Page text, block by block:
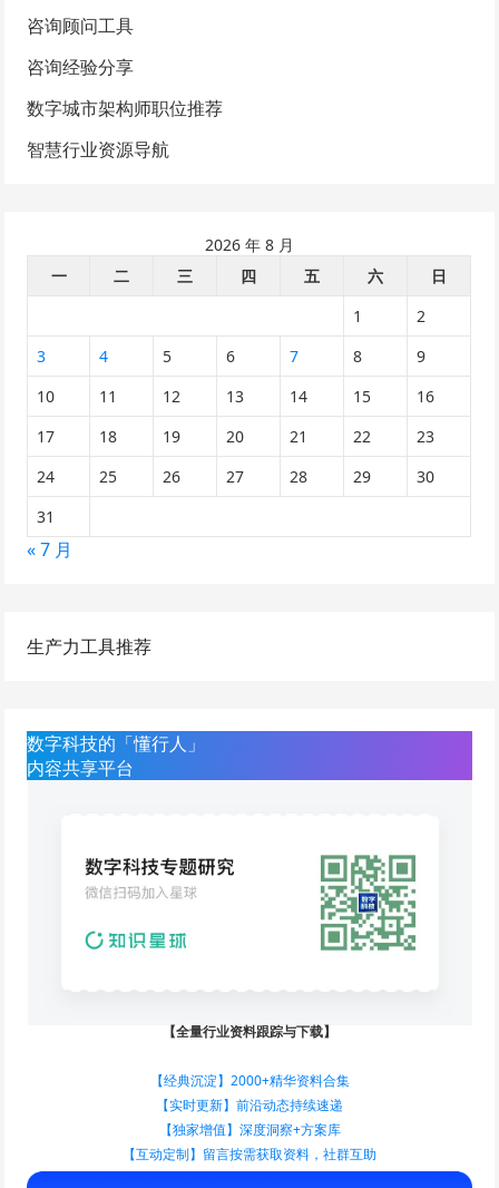
咨询顾问工具
咨询经验分享
数字城市架构师职位推荐
智慧行业资源导航
2026 年 8 月
一
二 三 四 五 六
日
1
2
3
4 5 6 7 8
9
10
11 12 13 14 15
16
17
18 19 20 21 22
23
24
25 26 27 28 29
30
31
« 7 月
生产力工具推荐
数字科技的「懂行人」
内容共享平台
【全量行业资料跟踪与下载】
【经典沉淀】2000+精华资料合集
【实时更新】前沿动态持续速递
【独家增值】深度洞察+方案库
【互动定制】留言按需获取资料，社群互助